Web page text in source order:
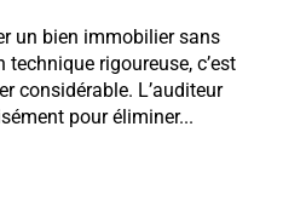
un bien immobilier sans
technique rigoureuse, c’est
considérable. L’auditeur
pour éliminer...